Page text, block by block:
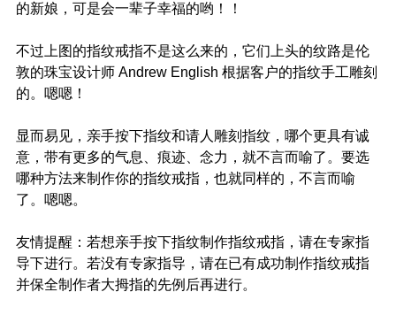
的新娘，可是会一辈子幸福的哟！！
不过上图的指纹戒指不是这么来的，它们上头的纹路是伦
敦的珠宝设计师 Andrew English 根据客户的指纹手工雕刻
的。嗯嗯！
显而易见，亲手按下指纹和请人雕刻指纹，哪个更具有诚
意，带有更多的气息、痕迹、念力，就不言而喻了。要选
哪种方法来制作你的指纹戒指，也就同样的，不言而喻
了。嗯嗯。
友情提醒：若想亲手按下指纹制作指纹戒指，请在专家指
导下进行。若没有专家指导，请在已有成功制作指纹戒指
并保全制作者大拇指的先例后再进行。